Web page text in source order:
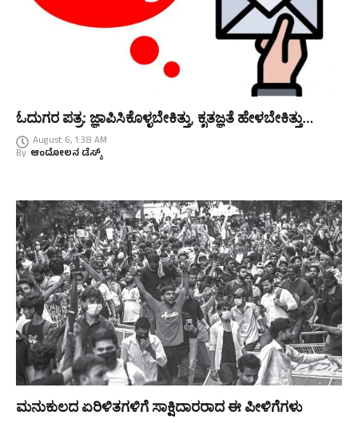
ಓದುಗರ ಪತ್ರ: ಜ್ಞಾಪಿಸಿಕೊಳ್ಳಬೇಕಿತ್ತು, ಕೃತಜ್ಞತೆ ಹೇಳಬೇಕಿತ್ತು…
August 6, 1:38 AM
By ಆಂದೋಲನ ಡೆಸ್ಕ್
ಮನುಕುಲದ ಏರಿಳಿತಗಳಿಗೆ ಸಾಕ್ಷಿದಾರರಾದ ಈ ಪೀಳಿಗೆಗಳು